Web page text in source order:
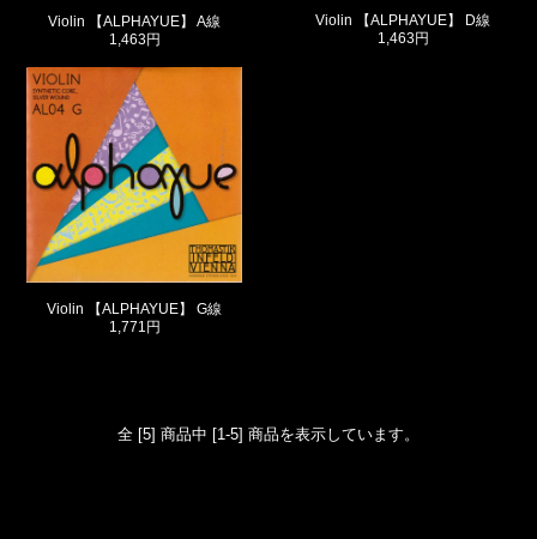
Violin 【ALPHAYUE】 A線
1,463円
Violin 【ALPHAYUE】 D線
1,463円
Violin 【ALPHAYUE】 G線
1,771円
全 [5] 商品中 [1-5] 商品を表示しています。